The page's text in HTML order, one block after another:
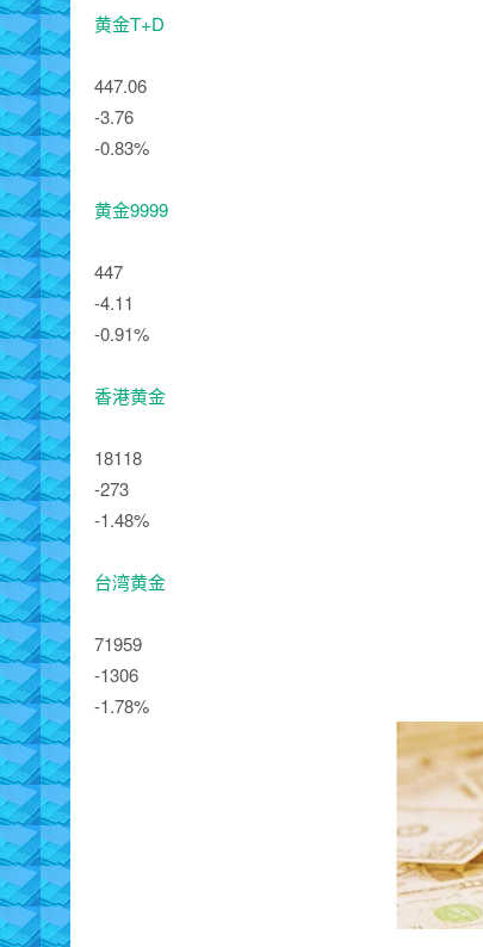
黄金T+D
447.06
-3.76
-0.83%
黄金9999
447
-4.11
-0.91%
香港黄金
18118
-273
-1.48%
台湾黄金
71959
-1306
-1.78%